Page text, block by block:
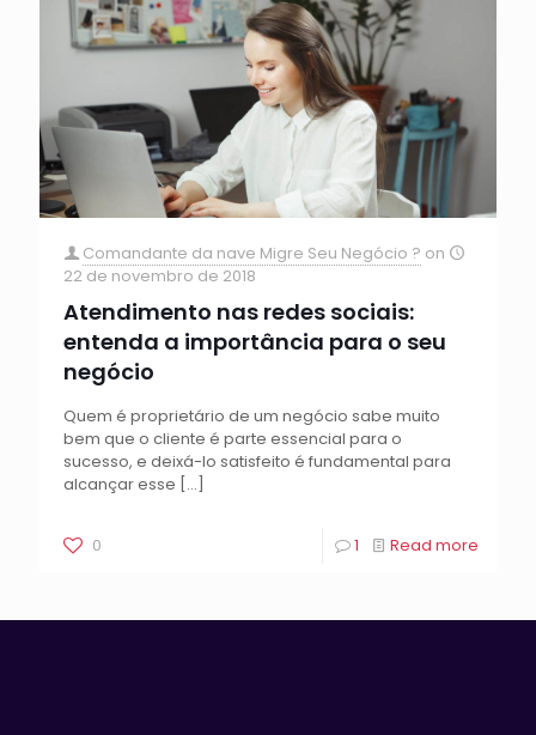
Comandante da nave Migre Seu Negócio ? on
22 de novembro de 2018
Atendimento nas redes sociais:
entenda a importância para o seu
negócio
Quem é proprietário de um negócio sabe muito
bem que o cliente é parte essencial para o
sucesso, e deixá-lo satisfeito é fundamental para
alcançar esse […]
0 1 Read more